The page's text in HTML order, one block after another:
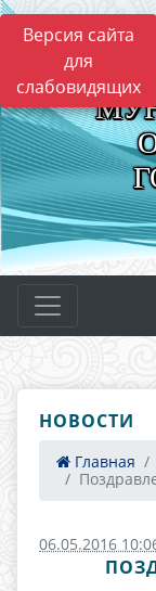
Версия сайта
для
слабовидящих
НОВОСТИ
Главная
06.05.2016